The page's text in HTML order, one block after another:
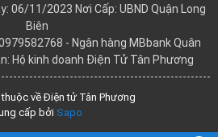
06/11/2023 Nơi Cấp: UBND Quận Long
Biên
- Ngân hàng MBbank Quân
Hộ kinh doanh Điện Tử Tân Phương
thuộc về Điện tử Tân Phương
cấp bởi Sapo